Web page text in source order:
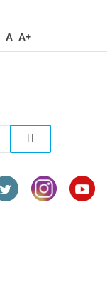
A A+